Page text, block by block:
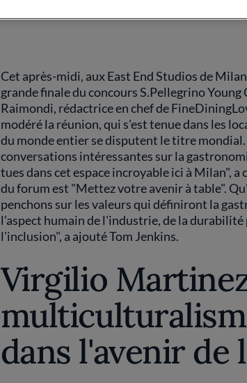
Cet après-midi, aux East End Studios de
grande finale du concours S.Pellegrino
Raimondi, rédactrice en chef de
modéré la réunion, qui s'est tenue dans les
du monde entier se disputent le titre
conversations intéressantes sur la
tues dans cet espace incroyable ici à Milan",
du forum est "Mettez votre avenir à table".
penchons sur les valeurs qui définiront la
l'aspect humain de l'industrie, de la
l'inclusion", a ajouté Tom Jenkins.
Virgilio
dans l'avenir de